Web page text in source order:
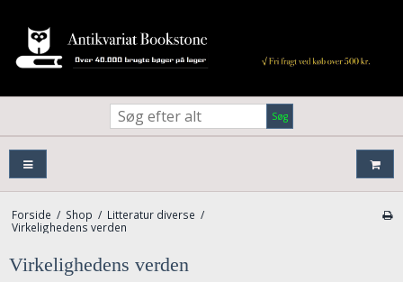
Søg
Forside / Shop / Litteratur diverse /
Virkelighedens verden
Virkelighedens verden